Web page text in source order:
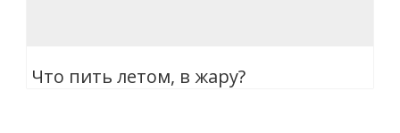
Что пить летом, в жару?